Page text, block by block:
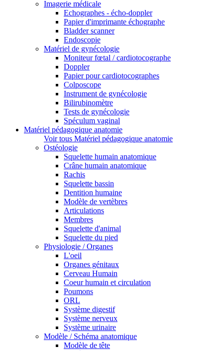
Imagerie médicale
Echographes - écho-doppler
Papier d'imprimante échographe
Bladder scanner
Endoscopie
Matériel de gynécologie
Moniteur fœtal / cardiotocographe
Doppler
Papier pour cardiotocographes
Colposcope
Instrument de gynécologie
Bilirubinomètre
Tests de gynécologie
Spéculum vaginal
Matériel pédagogique anatomie
Voir tous Matériel pédagogique anatomie
Ostéologie
Squelette humain anatomique
Crâne humain anatomique
Rachis
Squelette bassin
Dentition humaine
Modèle de vertèbres
Articulations
Membres
Squelette d'animal
Squelette du pied
Physiologie / Organes
L'oeil
Organes génitaux
Cerveau Humain
Coeur humain et circulation
Poumons
ORL
Système digestif
Système nerveux
Système urinaire
Modèle / Schéma anatomique
Modèle de tête